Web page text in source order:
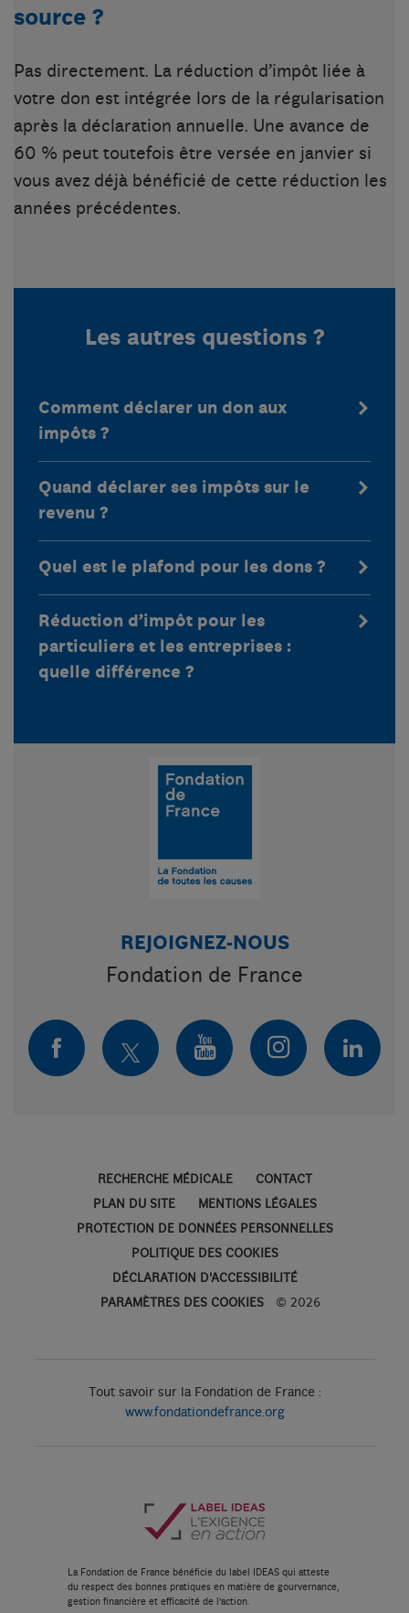
source ?
Pas directement. La réduction d’impôt liée à
votre don est intégrée lors de la régularisation
après la déclaration annuelle. Une avance de
60 % peut toutefois être versée en janvier si
vous avez déjà bénéficié de cette réduction les
années précédentes.
Les autres questions ?
Comment déclarer un don aux
impôts ?
Quand déclarer ses impôts sur le
revenu ?
Quel est le plafond pour les dons ?
Réduction d’impôt pour les
particuliers et les entreprises :
quelle différence ?
REJOIGNEZ-NOUS
Fondation de France
FACEBOOKTWITTERYOUTUBE
RECHERCHE MÉDICALE
CONTACT
PLAN DU SITE
MENTIONS LÉGALES
PROTECTION DE DONNÉES PERSONNELLES
POLITIQUE DES COOKIES
DÉCLARATION D'ACCESSIBILITÉ
PARAMÈTRES DES COOKIES
© 2026
Tout savoir sur la Fondation de France :
www.fondationdefrance.org
La Fondation de France bénéficie du label IDEAS qui atteste
du respect des bonnes pratiques en matière de gourvernance,
gestion financière et efficacité de l’action.